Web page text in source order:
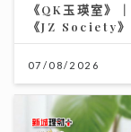
《QK玉瑛室》
《JZ Society
07/08/2026